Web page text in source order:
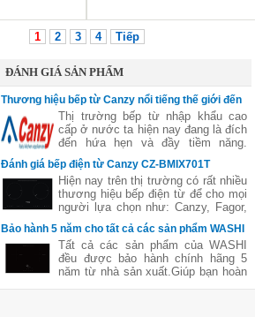
1 2 3 4 Tiếp
ĐÁNH GIÁ SẢN PHẨM
Thương hiệu bếp từ Canzy nổi tiếng thế giới đến
từ Italia
Thị trường bếp từ nhập khẩu cao
cấp ở nước ta hiện nay đang là đích
đến hứa hẹn và đầy tiềm năng.
Chính vì thế mà không có gì lạ khi
một vài năm trở lại đây, thị trường
Việt ồ ạt xuất hiện các thương hiệu
bếp từ nổi tiếng trên thế giới như
Taka, washi, Giovani,...
Đánh giá bếp điện từ Canzy CZ-BMIX701T
Hiện nay trên thị trường có rất nhiều
thương hiệu bếp điện từ để cho mọi
người lựa chọn như: Canzy, Fagor,
Chefs, Brandt, Taka... Nòi về dòng
bếp điện từ, trước hết phải nói tới
thương hiệu Canzy. Đây là sản
phẩm nhập khẩu từ Italia - một
thương hiệu nổi tiếng toàn cầu được
đông đảo người tiêu dùng ưa thích
Bảo hành 5 năm cho tất cả các sản phẩm WASHI
Tất cả các sản phẩm của WASHI
đều được bảo hành chính hãng 5
năm từ nhà sản xuất.Giúp bạn hoàn